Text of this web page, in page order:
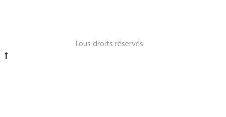
Tous droits réservés